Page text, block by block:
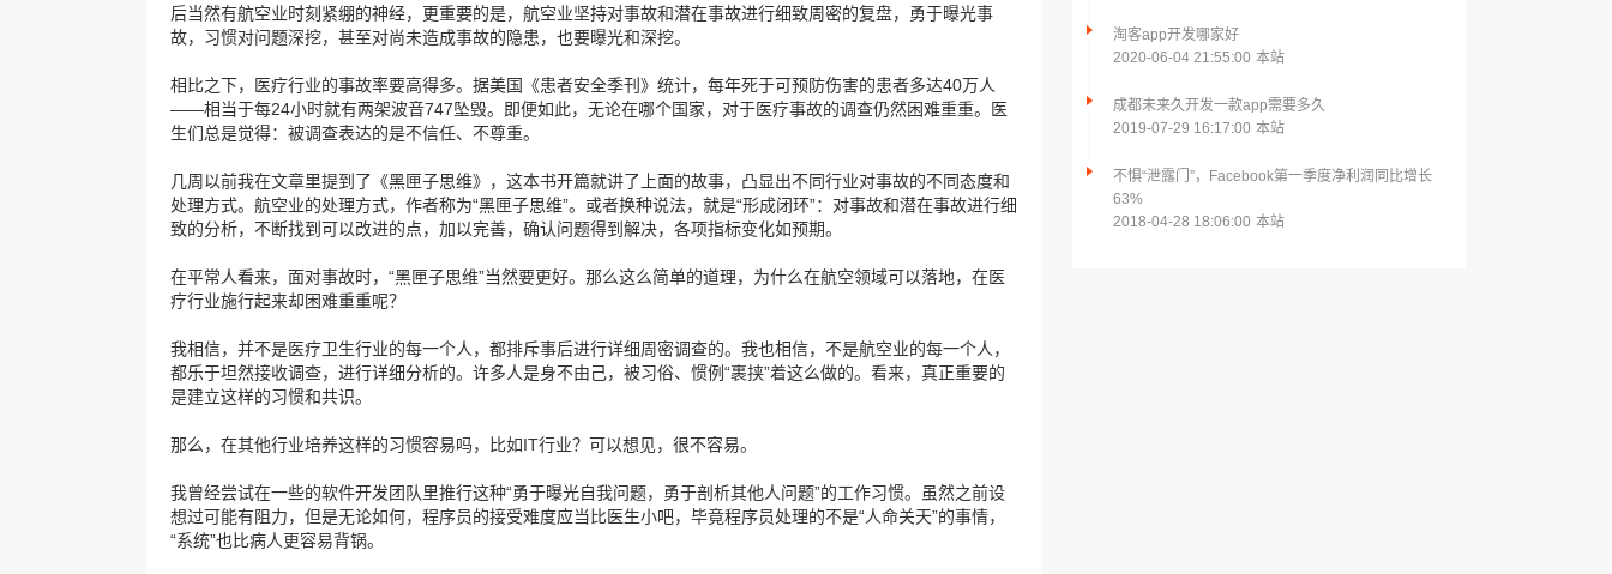
后当然有航空业时刻紧绷的神经，更重要的是，航空业坚持对事故和潜在事故进行细致周密的复盘，勇于曝光事
故，习惯对问题深挖，甚至对尚未造成事故的隐患，也要曝光和深挖。
相比之下，医疗行业的事故率要高得多。据美国《患者安全季刊》统计，每年死于可预防伤害的患者多达40万人
——相当于每24小时就有两架波音747坠毁。即便如此，无论在哪个国家，对于医疗事故的调查仍然困难重重。医
生们总是觉得：被调查表达的是不信任、不尊重。
几周以前我在文章里提到了《黑匣子思维》，这本书开篇就讲了上面的故事，凸显出不同行业对事故的不同态度和
处理方式。航空业的处理方式，作者称为“黑匣子思维”。或者换种说法，就是“形成闭环”：对事故和潜在事故进行细
致的分析，不断找到可以改进的点，加以完善，确认问题得到解决，各项指标变化如预期。
在平常人看来，面对事故时，“黑匣子思维”当然要更好。那么这么简单的道理，为什么在航空领域可以落地，在医
疗行业施行起来却困难重重呢？
我相信，并不是医疗卫生行业的每一个人，都排斥事后进行详细周密调查的。我也相信，不是航空业的每一个人，
都乐于坦然接收调查，进行详细分析的。许多人是身不由己，被习俗、惯例“裹挟”着这么做的。看来，真正重要的
是建立这样的习惯和共识。
那么，在其他行业培养这样的习惯容易吗，比如IT行业？可以想见，很不容易。
我曾经尝试在一些的软件开发团队里推行这种“勇于曝光自我问题，勇于剖析其他人问题”的工作习惯。虽然之前设
想过可能有阻力，但是无论如何，程序员的接受难度应当比医生小吧，毕竟程序员处理的不是“人命关天”的事情，
“系统”也比病人更容易背锅。
淘客app开发哪家好
2020-06-04 21:55:00 本站
成都未来久开发一款app需要多久
2019-07-29 16:17:00 本站
不惧“泄露门”，Facebook第一季度净利润同比增长
63%
2018-04-28 18:06:00 本站